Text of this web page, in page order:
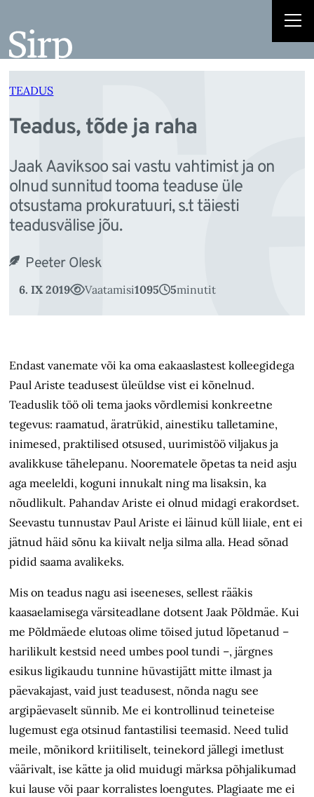
juurde
TEADUS
Teadus, tõde ja raha
Jaak Aaviksoo sai vastu vahtimist ja on
olnud sunnitud tooma teaduse üle
otsustama prokuratuuri, s.t täiesti
teadusvälise jõu.
Peeter Olesk
6. IX 2019 Vaatamisi1095 5minutit
Endast vanemate või ka oma eakaaslastest kolleegidega
Paul Ariste teadusest üleüldse vist ei kõnelnud.
Teaduslik töö oli tema jaoks võrdlemisi konkreetne
tegevus: raamatud, äratrükid, ainestiku talletamine,
inimesed, praktilised otsused, uurimistöö viljakus ja
avalikkuse tähelepanu. Noorematele õpetas ta neid asju
aga meeleldi, koguni innukalt ning ma lisaksin, ka
nõudlikult. Pahandav Ariste ei olnud midagi erakordset.
Seevastu tunnustav Paul Ariste ei läinud küll liiale, ent ei
jätnud häid sõnu ka kiivalt nelja silma alla. Head sõnad
pidid saama avalikeks.
Mis on teadus nagu asi iseeneses, sellest rääkis
kaasaelamisega värsiteadlane dotsent Jaak Põldmäe. Kui
me Põldmäede elutoas olime töised jutud lõpetanud –
harilikult kestsid need umbes pool tundi –, järgnes
esikus ligikaudu tunnine hüvastijätt mitte ilmast ja
päevakajast, vaid just teadusest, nõnda nagu see
argipäevaselt sünnib. Me ei kontrollinud teineteise
lugemust ega otsinud fantastilisi teemasid. Need tulid
meile, mõnikord kriitiliselt, teinekord jällegi imetlust
väärivalt, ise kätte ja olid muidugi märksa põhjalikumad
kui lause või paar korralistes loengutes. Plagiaate me ei